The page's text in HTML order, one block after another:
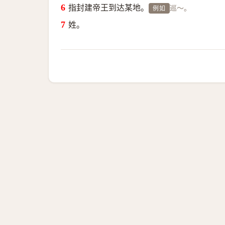
指封建帝王到达某地。 例如 巡～。
姓。